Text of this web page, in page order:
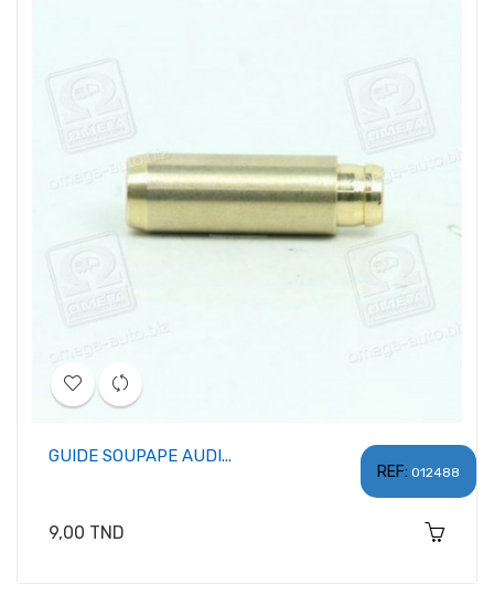
REF: 012488
GUIDE SOUPAPE AUDI...
Prix
9,00 TND